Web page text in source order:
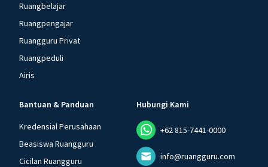
Ruangbelajar
Ruangpengajar
Ruangguru Privat
Ruangpeduli
Airis
Bantuan & Panduan
Kredensial Perusahaan
Beasiswa Ruangguru
Cicilan Ruangguru
Hubungi Kami
+62 815-7441-0000
info@ruangguru.com